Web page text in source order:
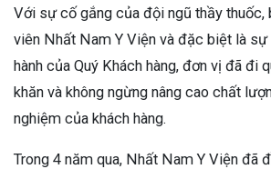
Với sự cố gắng của đội ngũ thầy thuốc,
viên Nhất Nam Y Viện và đặc biệt là
hành của Quý Khách hàng, đơn vị đã đi
khăn và không ngừng nâng cao chất
nghiệm của khách hàng.
Trong 4 năm qua, Nhất Nam Y Viện đã